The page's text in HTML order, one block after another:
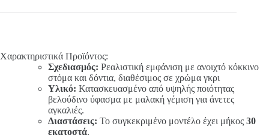
Χαρακτηριστικά Προϊόντος:
Σχεδιασμός: Ρεαλιστική εμφάνιση με ανοιχτό κόκκινο
στόμα και δόντια, διαθέσιμος σε χρώμα γκρι
Υλικό: Κατασκευασμένο από υψηλής ποιότητας
βελούδινο ύφασμα με μαλακή γέμιση για άνετες
αγκαλιές.
Διαστάσεις: Το συγκεκριμένο μοντέλο έχει μήκος 30
εκατοστά.